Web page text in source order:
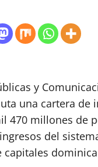
y
una cartera
470 millones de
del
capitales